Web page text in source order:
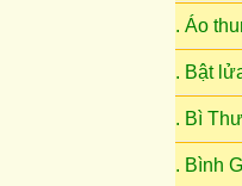
. Áo
. Bật
. Bì Thư
. Bình